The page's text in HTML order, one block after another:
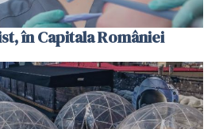
în Capitala României